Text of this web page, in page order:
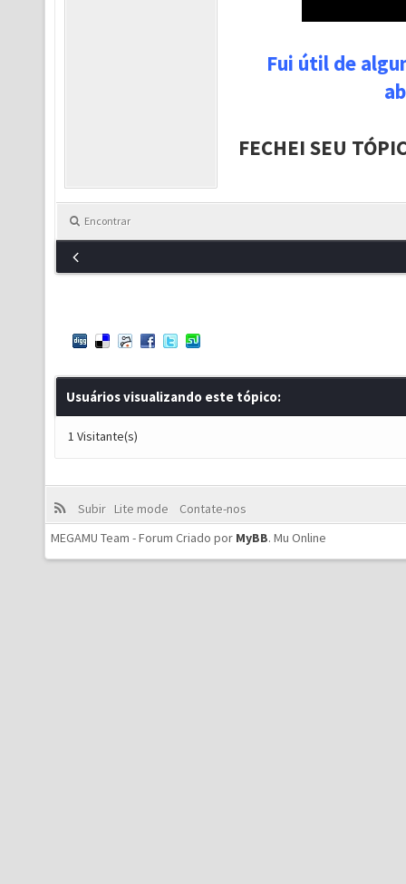
Fui útil de
FECHEI SEU
Encontrar
Usuários visualizando este tópico:
1 Visitante(s)
Subir Lite mode
Contate-nos
MEGAMU Team - Forum Criado por MyBB. Mu Online